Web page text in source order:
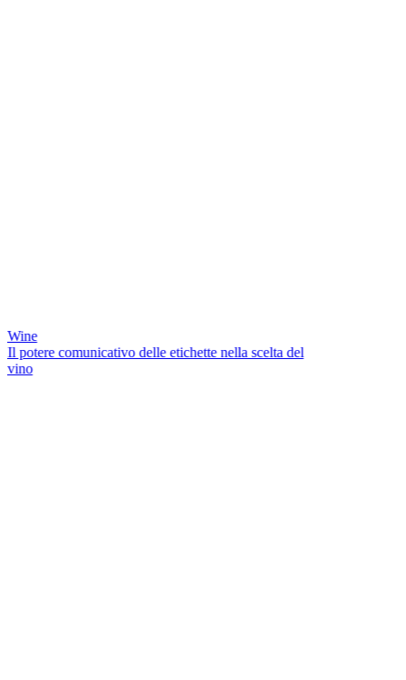
Wine
Il potere comunicativo delle etichette nella scelta del
vino